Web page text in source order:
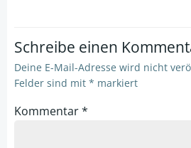
Schreibe einen
Deine E-Mail-Adresse wird nicht
Felder sind mit * markiert
Kommentar*